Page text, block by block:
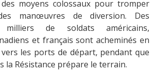
moyens colossaux pour tromper
manœuvres de diversion. Des
de soldats américains,
et français sont acheminés en
les ports de départ, pendant que
la Résistance prépare le terrain.